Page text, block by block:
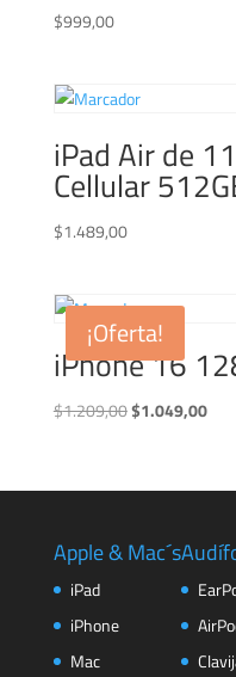
$999,00
iPad Air de
Cellular
$1.489,00
¡Oferta!
iPhone 16
$1.209,00El
era:
$1.049,00El
es:
Apple & Mac´s
iPad
iPhone
Mac